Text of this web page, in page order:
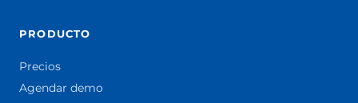
PRODUCTO
Precios
Agendar demo